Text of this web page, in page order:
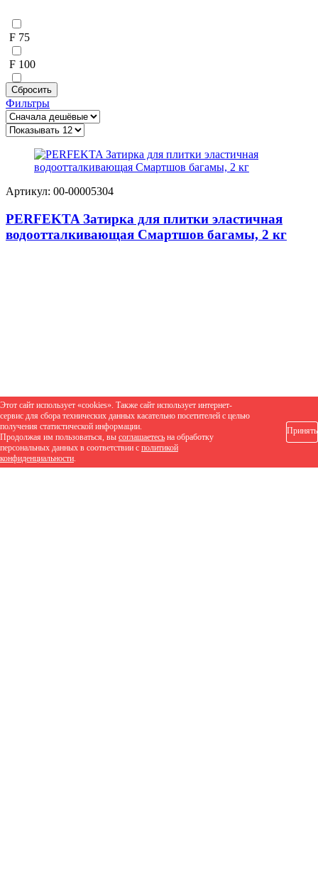
F 75
F 100
F 150
Сбросить
Фильтры
Артикул: 00-00005304
PERFEKTA Затирка для плитки эластичная
водоотталкивающая Смартшов багамы, 2 кг
Этот сайт использует «cookies». Также сайт использует интернет-
сервис для сбора технических данных касательно посетителей с целью
получения статистической информации.
Продолжая им пользоваться, вы соглашаетесь на обработку
персональных данных в соответствии с политикой
конфиденциальности.
Принять